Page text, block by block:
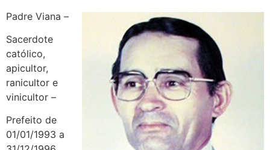
Padre Viana –
Sacerdote
católico,
apicultor,
ranicultor e
vinicultor –
Prefeito de
01/01/1993 a